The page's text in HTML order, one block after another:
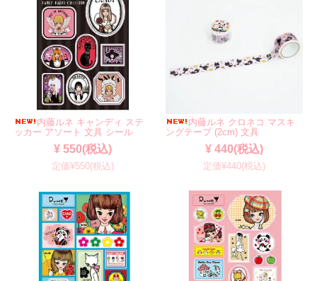
内藤ルネ キャンディ ステ
ッカー アソート 文具 シール
¥ 550(税込)
定価¥550(税込)
内藤ルネ クロネコ マスキ
ングテープ (2cm) 文具
¥ 440(税込)
定価¥440(税込)